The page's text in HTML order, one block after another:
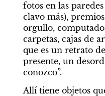
fotos en las
clavo más),
orgullo,
carpetas, cajas de
que es un retrato
presente, un
conozco”.
Allí tiene objetos